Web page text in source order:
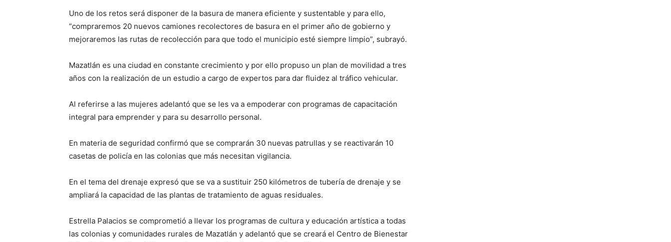
Uno de los retos será disponer de la basura de manera eficiente y sustentable y para ello,
“compraremos 20 nuevos camiones recolectores de basura en el primer año de gobierno y
mejoraremos las rutas de recolección para que todo el municipio esté siempre limpio”, subrayó.
Mazatlán es una ciudad en constante crecimiento y por ello propuso un plan de movilidad a tres
años con la realización de un estudio a cargo de expertos para dar fluidez al tráfico vehicular.
Al referirse a las mujeres adelantó que se les va a empoderar con programas de capacitación
integral para emprender y para su desarrollo personal.
En materia de seguridad confirmó que se comprarán 30 nuevas patrullas y se reactivarán 10
casetas de policía en las colonias que más necesitan vigilancia.
En el tema del drenaje expresó que se va a sustituir 250 kilómetros de tubería de drenaje y se
ampliará la capacidad de las plantas de tratamiento de aguas residuales.
Estrella Palacios se comprometió a llevar los programas de cultura y educación artística a todas
las colonias y comunidades rurales de Mazatlán y adelantó que se creará el Centro de Bienestar